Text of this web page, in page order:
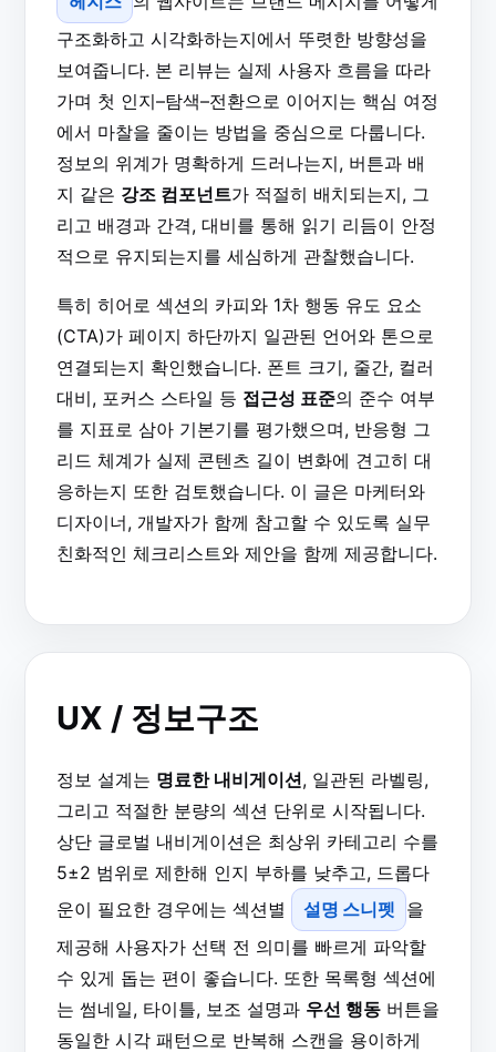
구조화하고 시각화하는지에서 뚜렷한 방향성을
보여줍니다. 본 리뷰는 실제 사용자 흐름을 따라
가며 첫 인지–탐색–전환으로 이어지는 핵심 여정
에서 마찰을 줄이는 방법을 중심으로 다룹니다.
정보의 위계가 명확하게 드러나는지, 버튼과 배
지 같은 강조 컴포넌트가 적절히 배치되는지, 그
리고 배경과 간격, 대비를 통해 읽기 리듬이 안정
적으로 유지되는지를 세심하게 관찰했습니다.
특히 히어로 섹션의 카피와 1차 행동 유도 요소
(CTA)가 페이지 하단까지 일관된 언어와 톤으로
연결되는지 확인했습니다. 폰트 크기, 줄간, 컬러
대비, 포커스 스타일 등 접근성 표준의 준수 여부
를 지표로 삼아 기본기를 평가했으며, 반응형 그
리드 체계가 실제 콘텐츠 길이 변화에 견고히 대
응하는지 또한 검토했습니다. 이 글은 마케터와
디자이너, 개발자가 함께 참고할 수 있도록 실무
친화적인 체크리스트와 제안을 함께 제공합니다.
UX / 정보구조
정보 설계는 명료한 내비게이션, 일관된 라벨링,
그리고 적절한 분량의 섹션 단위로 시작됩니다.
상단 글로벌 내비게이션은 최상위 카테고리 수를
5±2 범위로 제한해 인지 부하를 낮추고, 드롭다
운이 필요한 경우에는 섹션별
설명 스니펫 을
제공해 사용자가 선택 전 의미를 빠르게 파악할
수 있게 돕는 편이 좋습니다. 또한 목록형 섹션에
는 썸네일, 타이틀, 보조 설명과 우선 행동 버튼을
동일한 시각 패턴으로 반복해 스캔을 용이하게